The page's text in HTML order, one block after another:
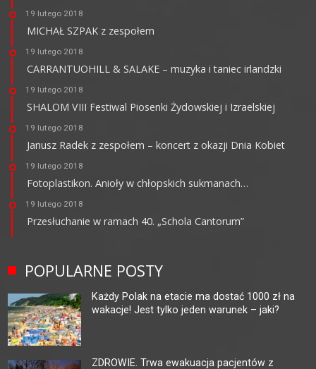
19 lutego 2018
MICHAŁ SZPAK z zespołem
19 lutego 2018
CARRANTUOHILL & SALAKE – muzyka i taniec irlandzki
19 lutego 2018
SHALOM VIII Festiwal Piosenki Żydowskiej i Izraelskiej
19 lutego 2018
Janusz Radek z zespołem – koncert z okazji Dnia Kobiet
19 lutego 2018
Fotoplastikon. Anioły w chłopskich sukmanach…
19 lutego 2018
Przesłuchanie w ramach 40. „Schola Cantorum”
POPULARNE POSTY
Każdy Polak na etacie ma dostać 1000 zł na
wakacje! Jest tylko jeden warunek – jaki?
ZDROWIE. Trwa ewakuacja pacjentów z